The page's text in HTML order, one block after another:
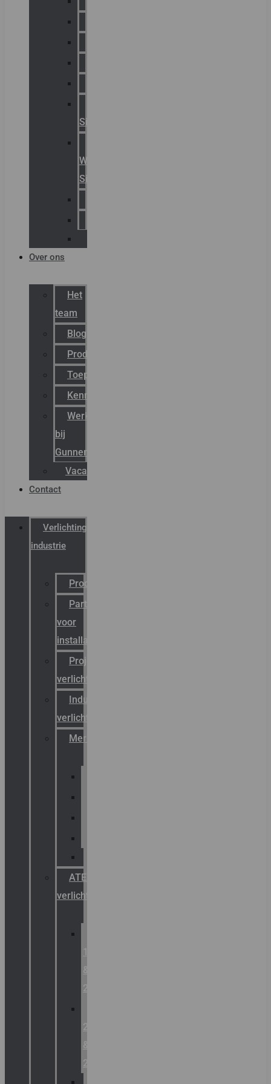
Signaling
Warning
Signals
Over ons
Het
team
Blog
Productnieuws
Toepassingen
Kenniscentrum
Werken
bij
Gunneman
Vacatures
Contact
Verlichting
industrie
Productcatalogus
Partner
voor
installateurs
Projectreferenties
verlichting
Industriële
verlichting
Merken
ATEX
verlichting
1
&
2
21
&
22